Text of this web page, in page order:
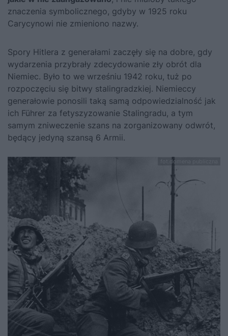
znaczenia symbolicznego, gdyby w 1925 roku
Carycynowi nie zmieniono nazwy.
Spory Hitlera z generałami zaczęły się na dobre, gdy
wydarzenia przybrały zdecydowanie zły obrót dla
Niemiec. Było to we wrześniu 1942 roku, tuż po
rozpoczęciu się bitwy stalingradzkiej. Niemieccy
generałowie ponosili taką samą odpowiedzialność jak
ich Führer za fetyszyzowanie Stalingradu, a tym
samym zniweczenie szans na zorganizowany odwrót,
będący jedyną szansą 6 Armii.
fot.domena publiczna